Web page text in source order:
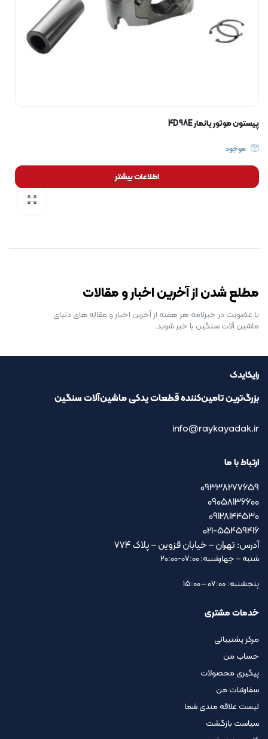
پیستون موتور یانمار 4D98E
موجود
اطلاعات بیشتر
مطلع شدن از آخرین اخبار و مقالات
با عضویت در خبرنامه هر هفته از آخرین اخبار و مقاله های دنیای
ماشین آلات سنگین با خبر شوید.
رایکایدک
بزرگ‌ترین تامین‌کننده قطعات یدکی ماشین‌آلات سنگین
info@raykayadak.ir
ارتباط با ما
09338277659
09058136600
09128144530
021-55459416
آدرس: تهران – خیابان قزوین – پلاک ۷۷۴
شنبه – چهارشنبه: 07:00-20:00
پنجشنبه: 07:00 – 15:00
خدمات مشتری
مرکز پشتیبانی
حساب من
پیگیری محصولات
سفارشات من
لیست علاقه مندی شما
سیاست بازگشت